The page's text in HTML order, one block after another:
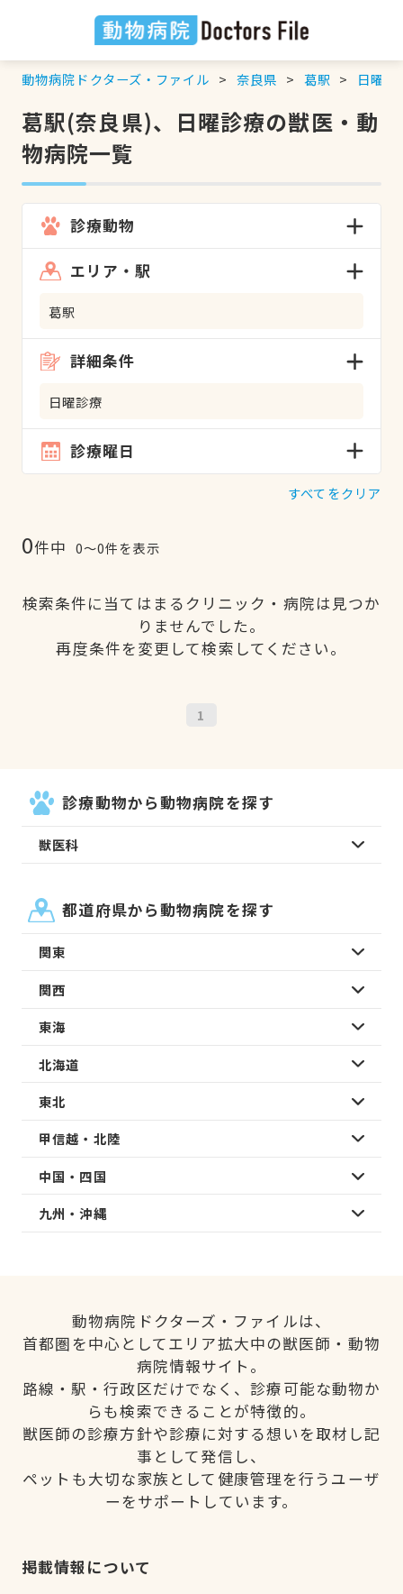
動物病院ドクターズ・ファイル 奈良県 葛駅 日曜診
葛駅(奈良県)、日曜診療の獣医・動
物病院一覧
診療動物
エリア・駅
葛駅
詳細条件
日曜診療
診療曜日
すべてをクリア
0件中 0〜0件を表示
検索条件に当てはまるクリニック・病院は見つか
りませんでした。
再度条件を変更して検索してください。
1
診療動物から動物病院を探す
獣医科
都道府県から動物病院を探す
関東
関西
東海
北海道
東北
甲信越・北陸
中国・四国
九州・沖縄
動物病院ドクターズ・ファイルは、
首都圏を中心としてエリア拡大中の獣医師・動物
病院情報サイト。
路線・駅・行政区だけでなく、診療可能な動物か
らも検索できることが特徴的。
獣医師の診療方針や診療に対する想いを取材し記
事として発信し、
ペットも大切な家族として健康管理を行うユーザ
ーをサポートしています。
掲載情報について